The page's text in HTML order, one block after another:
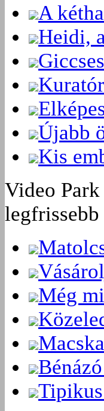
A
Heidi,
Újabb
Kis
Video Park
Még